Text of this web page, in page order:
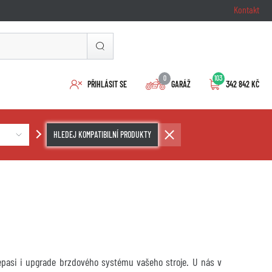
Kontakt
PŘIHLÁSIT SE
0
GARÁŽ
103
342 842 KČ
HLEDEJ KOMPATIBILNÍ PRODUKTY
i upgrade brzdového systému vašeho stroje. U nás v